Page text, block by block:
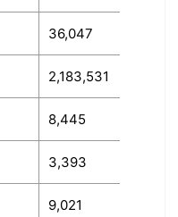
36,047
2,183,531
8,445
3,393
9,021